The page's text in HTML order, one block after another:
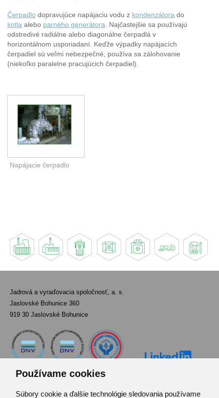
Používame cookies
Súbory cookie a ďalšie technológie sledovania používame
Čerpadlo dopravujúce napájaciu vodu z kondenzátora do
kotla alebo parného generátora . Najčastejšie sa používajú
odstredivé radiálne alebo diagonálne čerpadlá v
horizontálnom usporiadaní. Keďže výpadky napájacích
čerpadiel sú veľmi nebezpečné, používa sa zálohovanie
(niekoľko paralelne pracujúcich čerpadiel).
Napájacie čerpadlo
Jadrová a vyraďovacia spoločnosť, a. s.
Jaslovské Bohunice 360
919 30 Jaslovské Bohunice
Kontakt